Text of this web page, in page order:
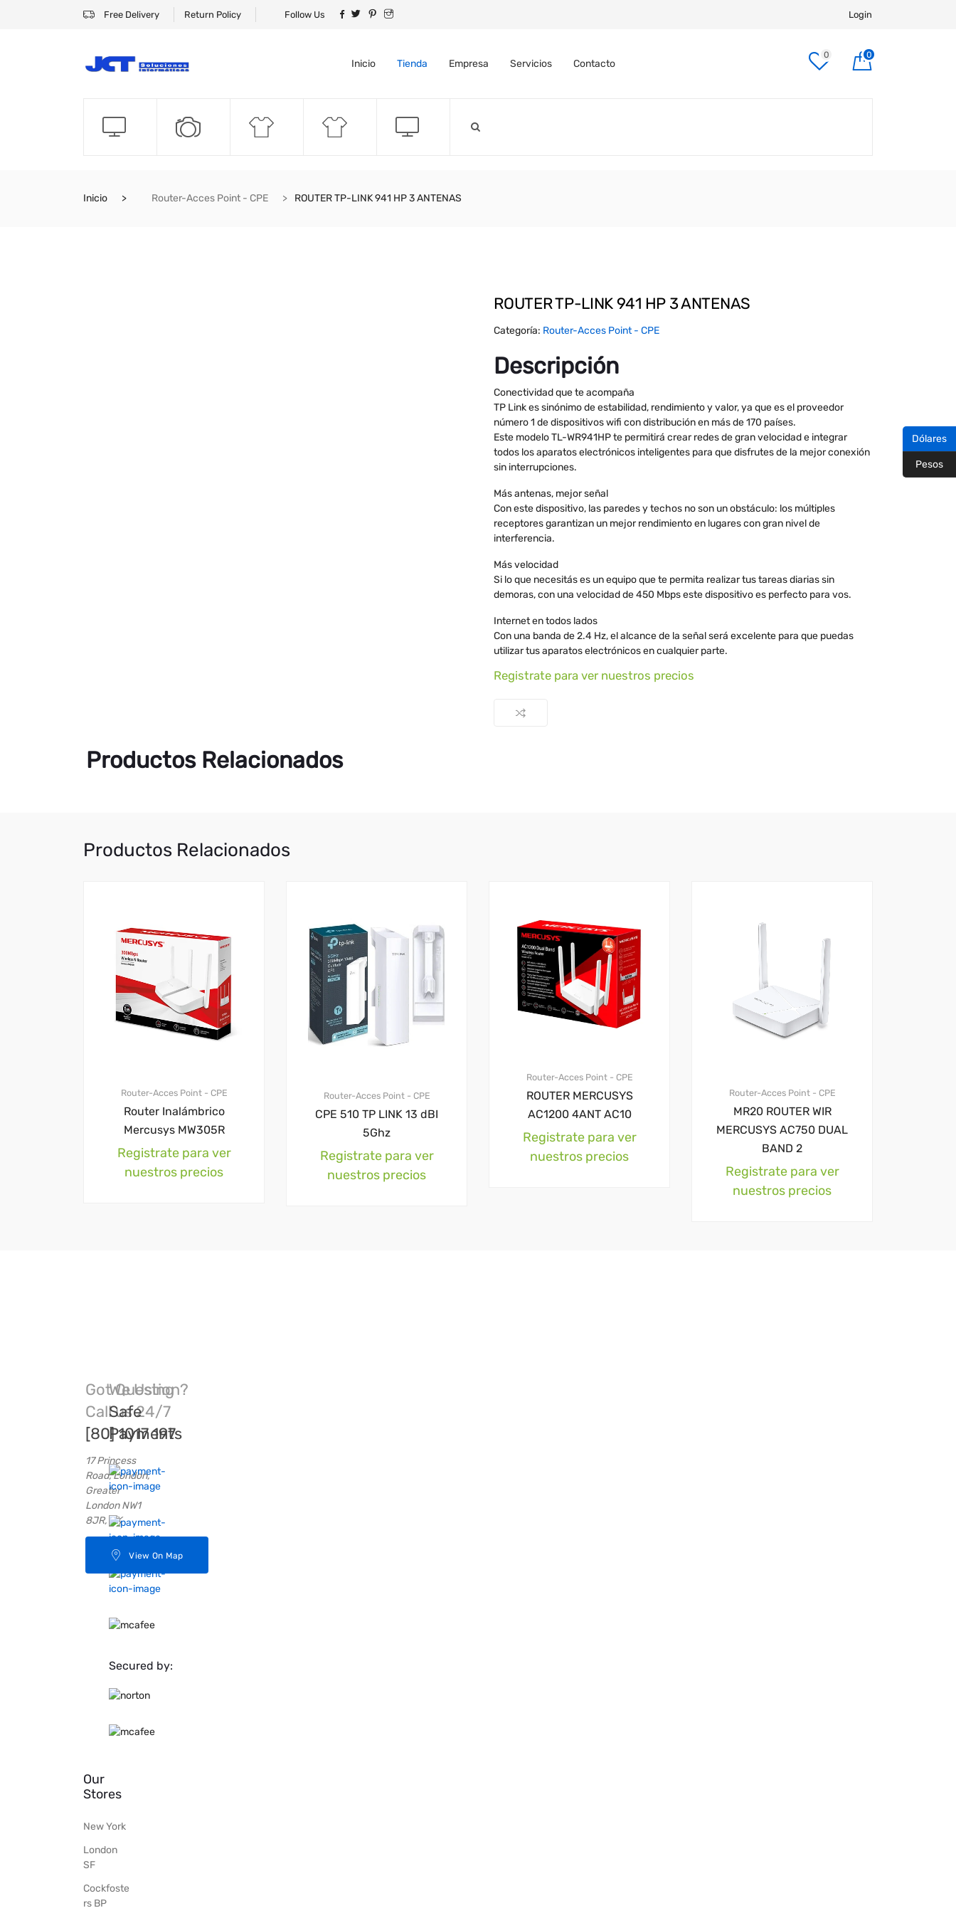
Free Delivery Return Policy Follow Us Login
Inicio Tienda Empresa Servicios Contacto
0 0
Inicio Router-Acces Point - CPE ROUTER TP-LINK 941 HP 3 ANTENAS
ROUTER TP-LINK 941 HP 3 ANTENAS
Categoría: Router-Acces Point - CPE
Descripción
Conectividad que te acompaña
TP Link es sinónimo de estabilidad, rendimiento y valor, ya que es el proveedor
número 1 de dispositivos wifi con distribución en más de 170 países.
Este modelo TL-WR941HP te permitirá crear redes de gran velocidad e integrar
todos los aparatos electrónicos inteligentes para que disfrutes de la mejor conexión
sin interrupciones.
Más antenas, mejor señal
Con este dispositivo, las paredes y techos no son un obstáculo: los múltiples
receptores garantizan un mejor rendimiento en lugares con gran nivel de
interferencia.
Más velocidad
Si lo que necesitás es un equipo que te permita realizar tus tareas diarias sin
demoras, con una velocidad de 450 Mbps este dispositivo es perfecto para vos.
Internet en todos lados
Con una banda de 2.4 Hz, el alcance de la señal será excelente para que puedas
utilizar tus aparatos electrónicos en cualquier parte.
Registrate para ver nuestros precios
Productos Relacionados
Productos Relacionados
Router-Acces Point - CPE
Router Inalámbrico
Mercusys MW305R
Registrate para ver
nuestros precios
Router-Acces Point - CPE
CPE 510 TP LINK 13 dBI
5Ghz
Registrate para ver
nuestros precios
Router-Acces Point - CPE
ROUTER MERCUSYS
AC1200 4ANT AC10
Registrate para ver
nuestros precios
Router-Acces Point - CPE
MR20 ROUTER WIR
MERCUSYS AC750 DUAL
BAND 2
Registrate para ver
nuestros precios
Got Question?
Call us 24/7
[80] 1017 197
17 Princess
Road, London,
Greater
London NW1
8JR, UK
View On Map
We Using
Safe
Payments
Secured by:
Our
Stores
New York
London
SF
Cockfoste
rs BP
Dólares
Pesos